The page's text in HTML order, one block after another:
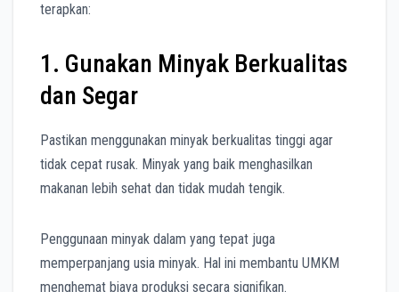
terapkan:
1. Gunakan Minyak Berkualitas
dan Segar
Pastikan menggunakan minyak berkualitas tinggi agar
tidak cepat rusak. Minyak yang baik menghasilkan
makanan lebih sehat dan tidak mudah tengik.
Penggunaan minyak dalam yang tepat juga
memperpanjang usia minyak. Hal ini membantu UMKM
menghemat biaya produksi secara signifikan.